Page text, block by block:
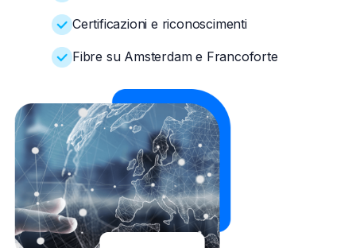
Certificazioni e riconoscimenti
Fibre su Amsterdam e Francoforte